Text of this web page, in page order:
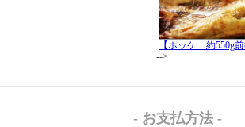
【ホッケ 約550g前
-->
- お支払方法 -